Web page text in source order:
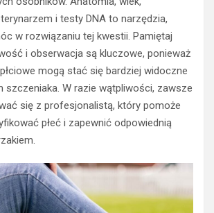
i testy DNA to narzędzia,
w rozwiązaniu tej kwestii. Pamiętaj
i obserwacja są kluczowe, ponieważ
mogą stać się bardziej widoczne
szczeniaka. W razie wątpliwości, zawsze
się z profesjonalistą, który pomoże
płeć i zapewnić odpowiednią